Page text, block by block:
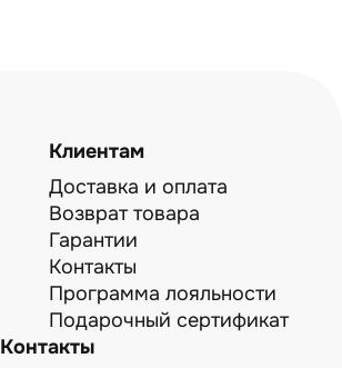
Клиентам
Доставка и оплата
Возврат товара
Гарантии
Контакты
Программа лояльности
Подарочный сертификат
Контакты